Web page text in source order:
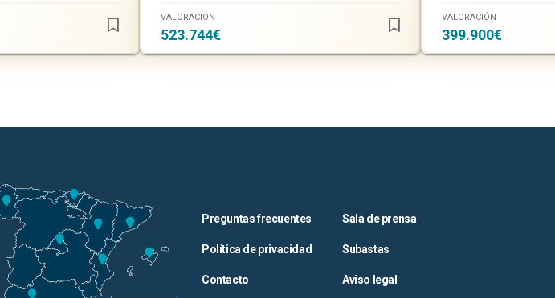
VALORACIÓN
523.744€
VALORACIÓN
399.900€
Preguntas frecuentes Sala de prensa
Política de privacidad Subastas
Contacto Aviso legal